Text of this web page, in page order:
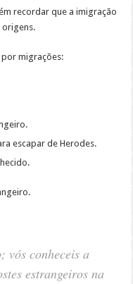
recordar que a imigração
origens.
migrações:
escapar de Herodes.
vós conheceis a
estrangeiros na